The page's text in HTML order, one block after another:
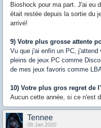
Bioshock pour ma part. J'ai eu
était restée depuis la sortie du
arrivé!
9) Votre plus grosse attente
Vu que j'ai enfin un PC,
pleins de jeux PC comme
de mes jeux favoris comme
10) Votre plus gros regret de
Aucun cette année, si ce n'est
Tennee
08 Jan 2020